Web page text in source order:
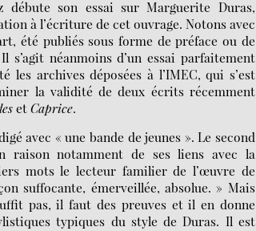
débute son essai sur Marguerite Duras,
à l’écriture de cet ouvrage. Notons avec
été publiés sous forme de préface ou de
néanmoins d’un essai parfaitement
archives déposées à l’IMEC, qui s’est
la validité de deux écrits récemment
etCaprice.
avec « une bande de jeunes ». Le second
raison notamment de ses liens avec la
mots le lecteur familier de l’œuvre de
suffocante, émerveillée, absolue. » Mais
pas, il faut des preuves et il en donne
typiques du style de Duras. Il est